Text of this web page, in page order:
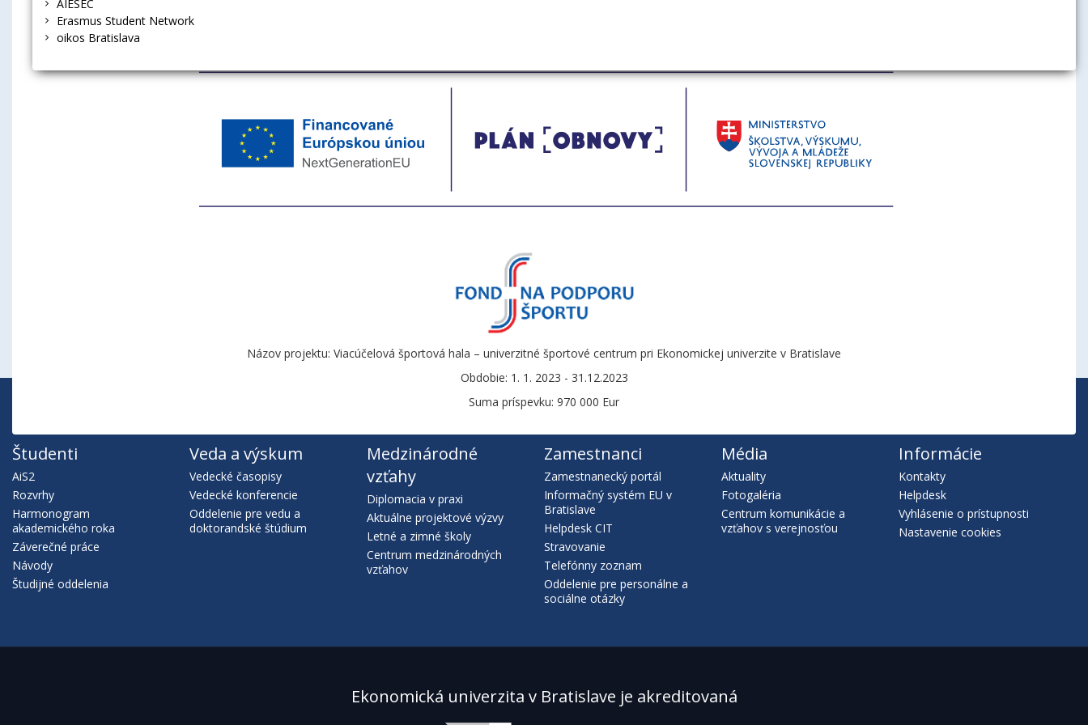
AIESEC
Erasmus Student Network
oikos Bratislava
Názov projektu: Viacúčelová športová hala – univerzitné športové centrum pri Ekonomickej univerzite v Bratislave
Obdobie: 1. 1. 2023 - 31.12.2023
Suma príspevku: 970 000 Eur
Študenti
AiS2
Rozvrhy
Harmonogram
akademického roka
Záverečné práce
Návody
Študijné oddelenia
Veda a výskum
Vedecké časopisy
Vedecké konferencie
Oddelenie pre vedu a
doktorandské štúdium
Medzinárodné
vzťahy
Diplomacia v praxi
Aktuálne projektové výzvy
Letné a zimné školy
Centrum medzinárodných
vzťahov
Zamestnanci
Zamestnanecký portál
Informačný systém EU v
Bratislave
Helpdesk CIT
Stravovanie
Telefónny zoznam
Oddelenie pre personálne a
sociálne otázky
Média
Aktuality
Fotogaléria
Centrum komunikácie a
vzťahov s verejnosťou
Informácie
Kontakty
Helpdesk
Vyhlásenie o prístupnosti
Nastavenie cookies
Ekonomická univerzita v Bratislave je akreditovaná